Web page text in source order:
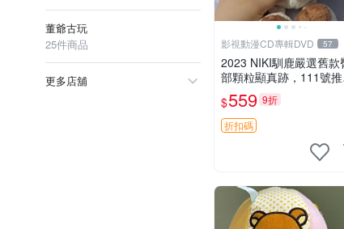
董爺古玩
25件商品
更多店舖
影視動漫CD專輯DVD 57
2023 NIKI馴鹿嚴選舊款
部顆粒顯真跡，111號
珍藏品 馴鹿 舊款 尾巴顆
$559 9折
折扣碼